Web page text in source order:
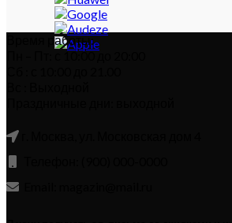
Время работы:
Пн – Пт: с 10:00 до 20:00